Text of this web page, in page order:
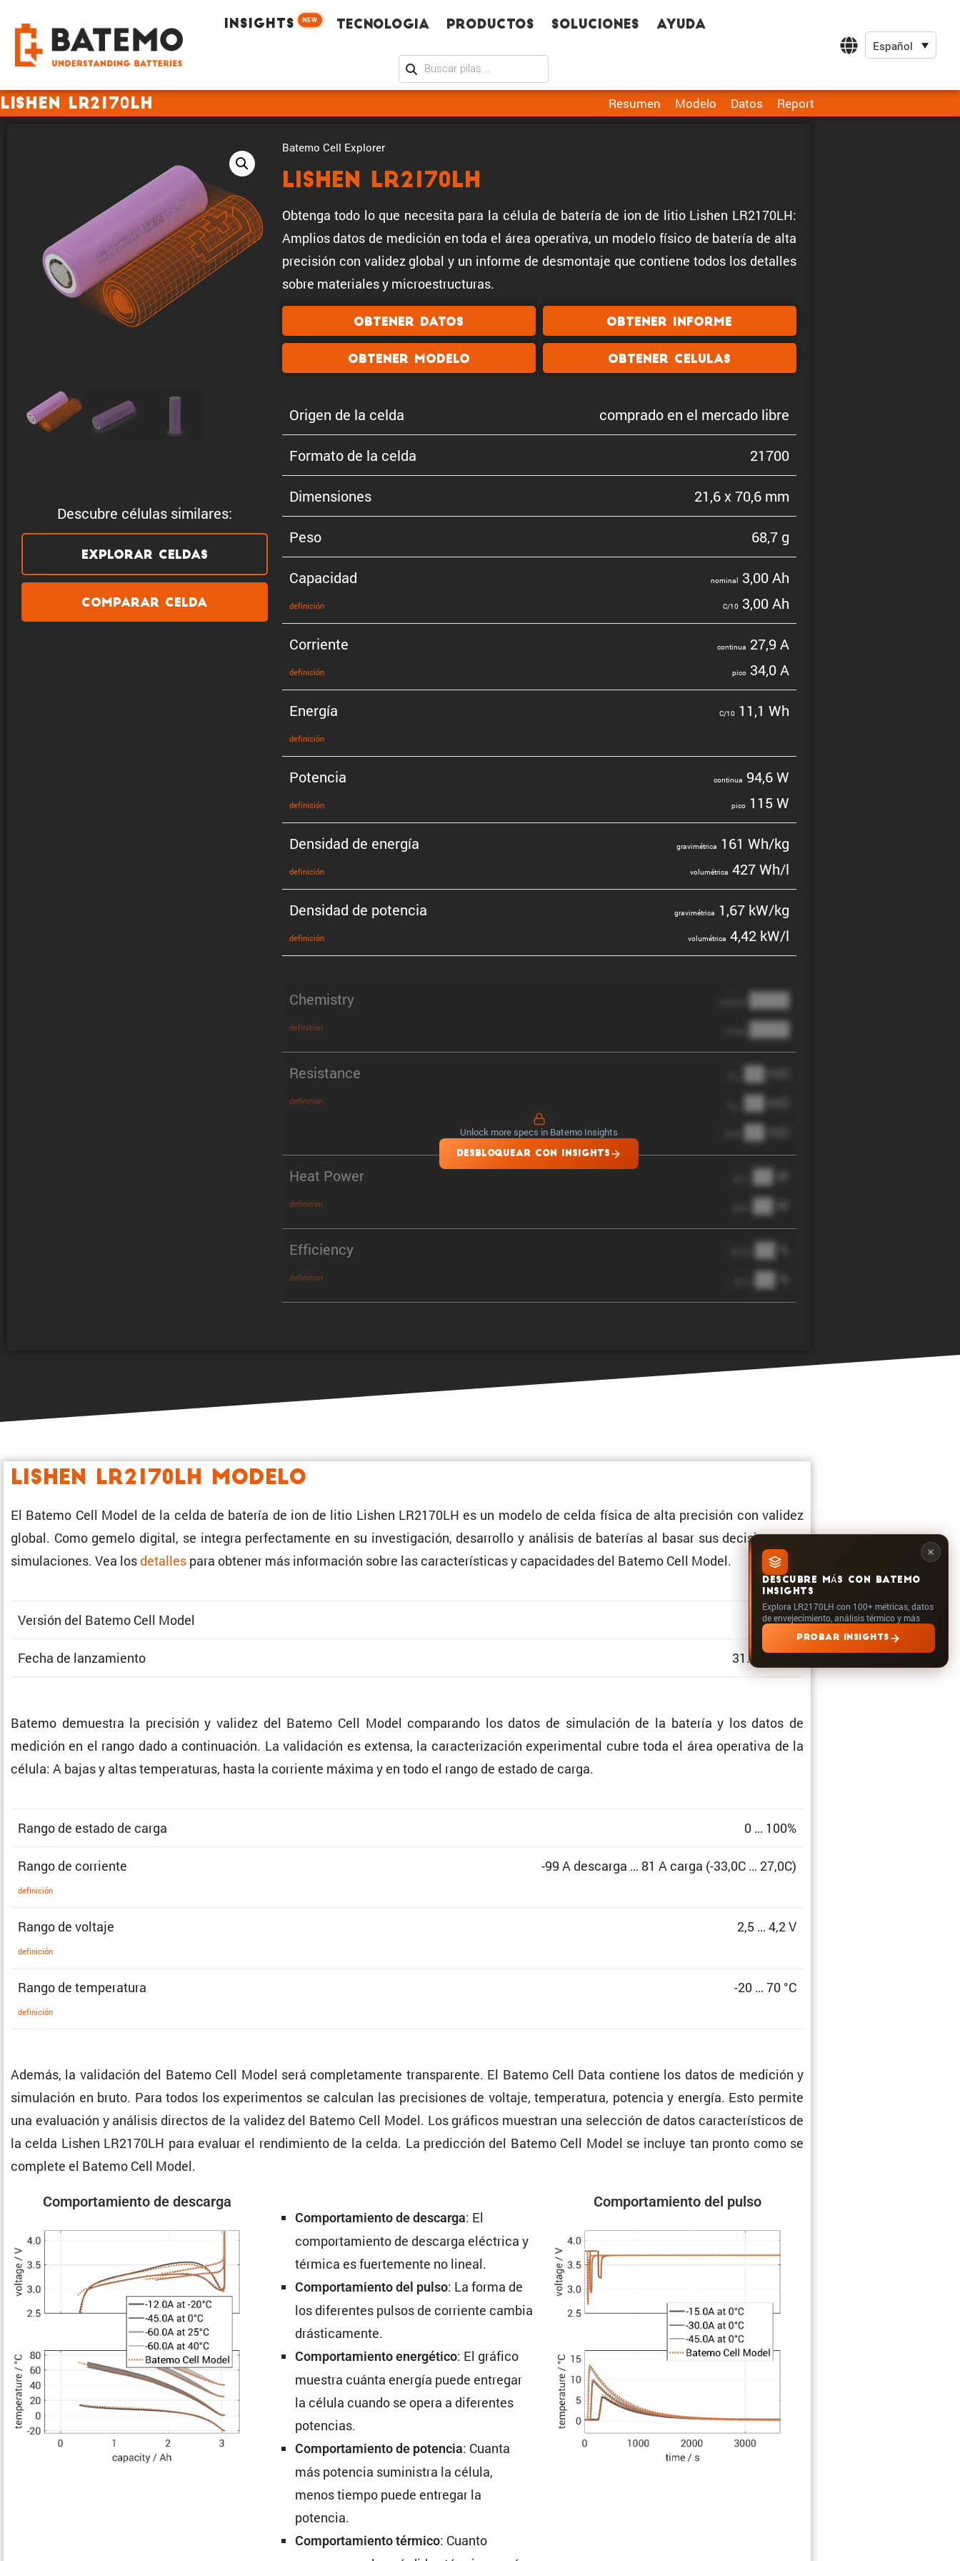
INSIGHTS NEW Tecno­logia Productos Soluciones Ayuda
Español
Lishen LR2170LH Resumen Modelo Datos Report
Descubre células similares:
Explorar celdas
Comparar celda
Batemo Cell Explorer
Lishen LR2170LH
Obtenga todo lo que necesita para la célula de batería de ion de litio Lishen LR2170LH:
Amplios datos de medición en toda el área operativa, un modelo físico de batería de alta
precisión con validez global y un informe de desmontaje que contiene todos los detalles
sobre materiales y microestructuras.
Obtener datos Obtener informe
Obtener modelo Obtener celulas
Origen de la celda comprado en el mercado libre
Formato de la celda 21700
Dimen­siones 21,6 x 70,6 mm
Peso 68,7 g
Capacidad
defini­ción
nominal 3,00 Ah
C/10 3,00 Ah
Corriente
defini­ción
continua 27,9 A
pico34,0 A
Energía
defini­ción
C/10 11,1 Wh
Potencia
defini­ción
continua 94,6 W
pico115 W
Densidad de energía
defini­ción
gravi­mé­trica 161 Wh/kg
volumé­trica 427 Wh/l
Densidad de potencia
defini­ción
gravi­mé­trica 1,67 kW/kg
volumé­trica 4,42 kW/l
Chemistry
definition
████
████
Resistance
definition
██ mΩ
██ mΩ
██ mΩ
Heat Power
definition
██ W
██ W
Efficiency
definition
██ %
██ %
Unlock more specs in Batemo Insights
DESBLOQUEAR CON INSIGHTS
DESCUBRE MÁS CON BATEMO
INSIGHTS
Explora LR2170LH con 100+ métricas, datos
de envejecimiento, análisis térmico y más
PROBAR INSIGHTS
Lishen LR2170LH Modelo
El Batemo Cell Model de la celda de batería de ion de litio Lishen LR2170LH es un modelo de celda física de alta preci­sión con validez
global. Como gemelo digital, se integra perfec­ta­mente en su inves­ti­ga­ción, desarrollo y análisis de baterías al basar sus decisiones en
simula­ciones. Vea losdetalles para obtener más infor­ma­ción sobre las carac­te­rís­ticas y capaci­dades del Batemo Cell Model.
Versión del Batemo Cell Model 1.312
Fecha de lanzamiento 31.03.2024
Batemo demuestra la preci­sión y validez del Batemo Cell Model compa­rando los datos de simula­ción de la batería y los datos de
medición en el rango dado a conti­nua­ción. La valida­ción es extensa, la carac­te­ri­za­ción experi­mental cubre toda el área opera­tiva de la
célula: A bajas y altas tempe­ra­turas, hasta la corriente máxima y en todo el rango de estado de carga.
Rango de estado de carga 0 … 100%
Rango de corriente
defini­ción
-99 A descarga … 81 A carga (-33,0C … 27,0C)
Rango de voltaje
defini­ción
2,5 … 4,2 V
Rango de temperatura
defini­ción
-20 … 70 °C
Además, la valida­ción del Batemo Cell Model será comple­ta­mente trans­pa­rente. El Batemo Cell Data contiene los datos de medición y
simula­ción en bruto. Para todos los experi­mentos se calculan las preci­siones de voltaje, tempe­ra­tura, potencia y energía. Esto permite
una evalua­ción y análisis directos de la validez del Batemo Cell Model. Los gráficos muestran una selec­ción de datos carac­te­rís­ticos de
la celda Lishen LR2170LH para evaluar el rendi­miento de la celda. La predic­ción del Batemo Cell Model se incluye tan pronto como se
complete el Batemo Cell Model.
Compor­ta­miento de descarga
Compor­ta­miento de descarga: El
compor­ta­miento de descarga eléctrica y
térmica es fuerte­mente no lineal.
Compor­ta­miento del pulso: La forma de
los diferentes pulsos de corriente cambia
drásticamente.
Compor­ta­miento energé­tico: El gráfico
muestra cuánta energía puede entregar
la célula cuando se opera a diferentes
potencias.
Compor­ta­miento de potencia: Cuanta
más potencia suministra la célula,
menos tiempo puede entregar la
potencia.
Compor­ta­miento térmico: Cuanto
Compor­ta­miento del pulso